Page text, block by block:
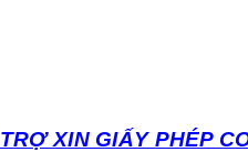
XIN GIẤY PHÉP